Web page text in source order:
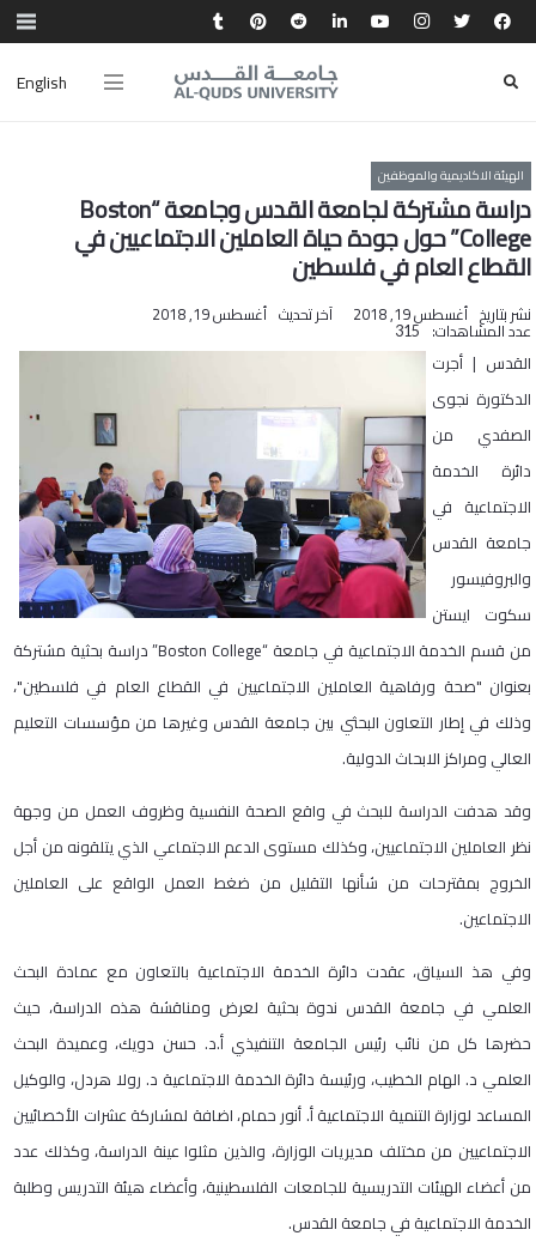
English
الهيئة الاكاديمية والموظفين
دراسة مشتركة لجامعة القدس وجامعة “Boston
College” حول جودة حياة العاملين الاجتماعيين في
القطاع العام في فلسطين
نشر بتاريخ أغسطس 19, 2018 آخر تحديث أغسطس 19, 2018
عدد المشاهدات: 315
القدس | أجرت
الدكتورة نجوى
الصفدي من
دائرة الخدمة
الاجتماعية في
جامعة القدس
والبروفيسور
سكوت ايستن
من قسم الخدمة الاجتماعية في جامعة “Boston College” دراسة بحثية مشتركة
بعنوان "صحة ورفاهية العاملين الاجتماعيين في القطاع العام في فلسطين"،
وذلك في إطار التعاون البحثي بين جامعة القدس وغيرها من مؤسسات التعليم
العالي ومراكز الابحاث الدولية.
وقد هدفت الدراسة للبحث في واقع الصحة النفسية وظروف العمل من وجهة
نظر العاملين الاجتماعيين، وكذلك مستوى الدعم الاجتماعي الذي يتلقونه من أجل
الخروج بمقترحات من شأنها التقليل من ضغط العمل الواقع على العاملين
الاجتماعين.
وفي هذ السياق، عقدت دائرة الخدمة الاجتماعية بالتعاون مع عمادة البحث
العلمي في جامعة القدس ندوة بحثية لعرض ومناقشة هذه الدراسة، حيث
حضرها كل من نائب رئيس الجامعة التنفيذي أ.د. حسن دويك، وعميدة البحث
العلمي د. الهام الخطيب، ورئيسة دائرة الخدمة الاجتماعية د. رولا هردل، والوكيل
المساعد لوزارة التنمية الاجتماعية أ. أنور حمام، اضافة لمشاركة عشرات الأخصائيين
الاجتماعيين من مختلف مديريات الوزارة، والذين مثلوا عينة الدراسة، وكذلك عدد
من أعضاء الهيئات التدريسية للجامعات الفلسطينية، وأعضاء هيئة التدريس وطلبة
الخدمة الاجتماعية في جامعة القدس.